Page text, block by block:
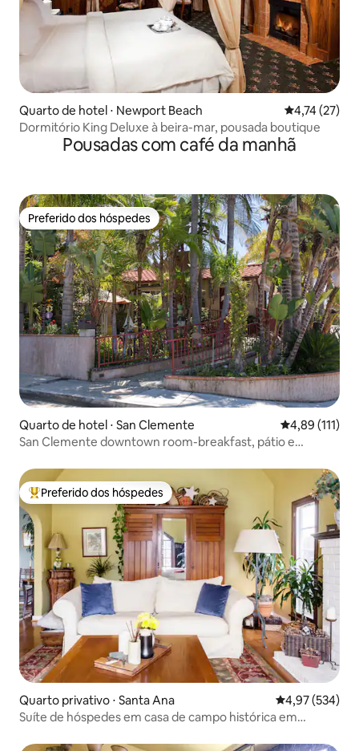
Quarto de hotel ⋅ Newport Beach 4,74 de uma
4,74 (27)
Dormitório King Deluxe à beira-mar, pousada boutique
Pousadas com café da manhã
Preferido dos hóspedes
Preferido dos hóspedes
Quarto de hotel ⋅ San Clemente 4,89 de uma
4,89 (111)
San Clemente downtown room-breakfast, pátio e
Entre os melhores preferidos dos hóspedes
Preferido dos hóspedes
Quarto privativo ⋅ Santa Ana 4,97 de uma
4,97 (534)
Suíte de hóspedes em casa de campo histórica em